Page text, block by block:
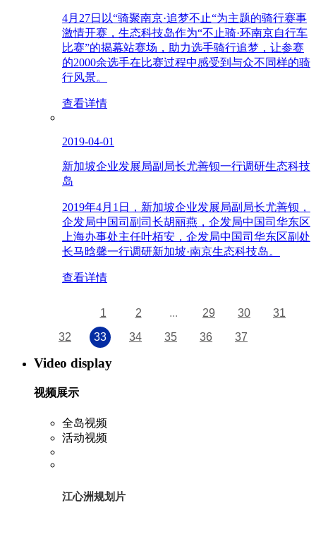
4月27日以“骑聚南京·追梦不止“为主题的骑行赛事
激情开赛，生态科技岛作为“不止骑·环南京自行车
比赛”的揭幕站赛场，助力选手骑行追梦，让参赛
的2000余选手在比赛过程中感受到与众不同样的骑
行风景。
查看详情
2019-04-01
新加坡企业发展局副局长尤善钡一行调研生态科技
岛
2019年4月1日，新加坡企业发展局副局长尤善钡，
企发局中国司副司长胡丽燕，企发局中国司华东区
上海办事处主任叶栢安，企发局中国司华东区副处
长马晗馨一行调研新加坡·南京生态科技岛。
查看详情
1 2 ... 29 30
31
32
33 34 35 36 37
Video display
视频展示
全岛视频
活动视频
江心洲规划片